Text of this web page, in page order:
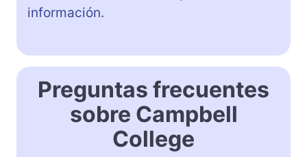
información.
Preguntas frecuentes
sobre Campbell
College